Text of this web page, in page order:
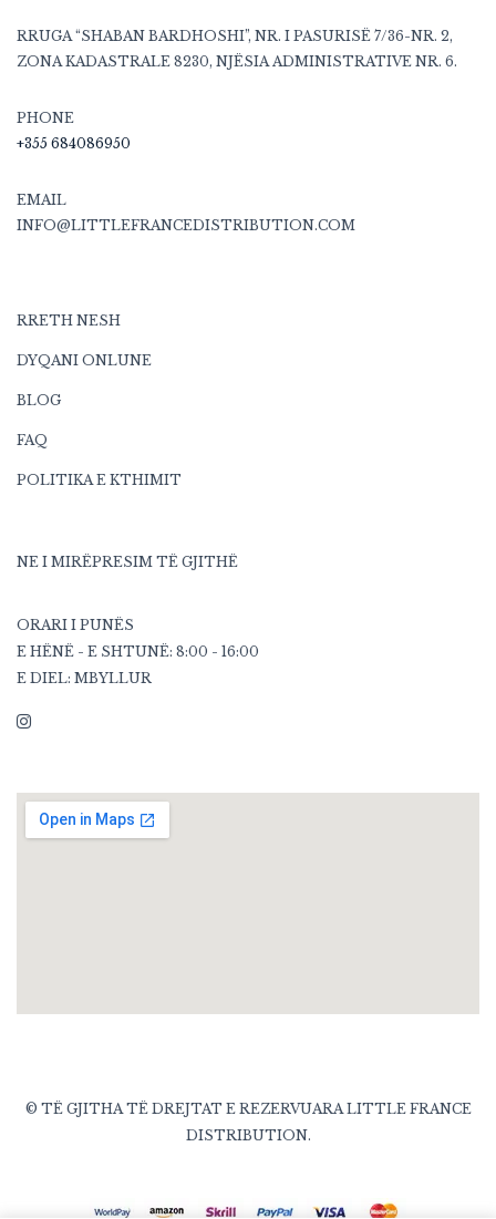
RRUGA “SHABAN BARDHOSHI”, NR. I PASURISË 7/36-NR. 2,
ZONA KADASTRALE 8230, NJËSIA ADMINISTRATIVE NR. 6.
PHONE
+355 684086950
EMAIL
INFO@LITTLEFRANCEDISTRIBUTION.COM
RRETH NESH
DYQANI ONLUNE
BLOG
FAQ
POLITIKA E KTHIMIT
NE I MIRËPRESIM TË GJITHË
ORARI I PUNËS
E HËNË - E SHTUNË: 8:00 - 16:00
E DIEL: MBYLLUR
© TË GJITHA TË DREJTAT E REZERVUARA LITTLE FRANCE
DISTRIBUTION.